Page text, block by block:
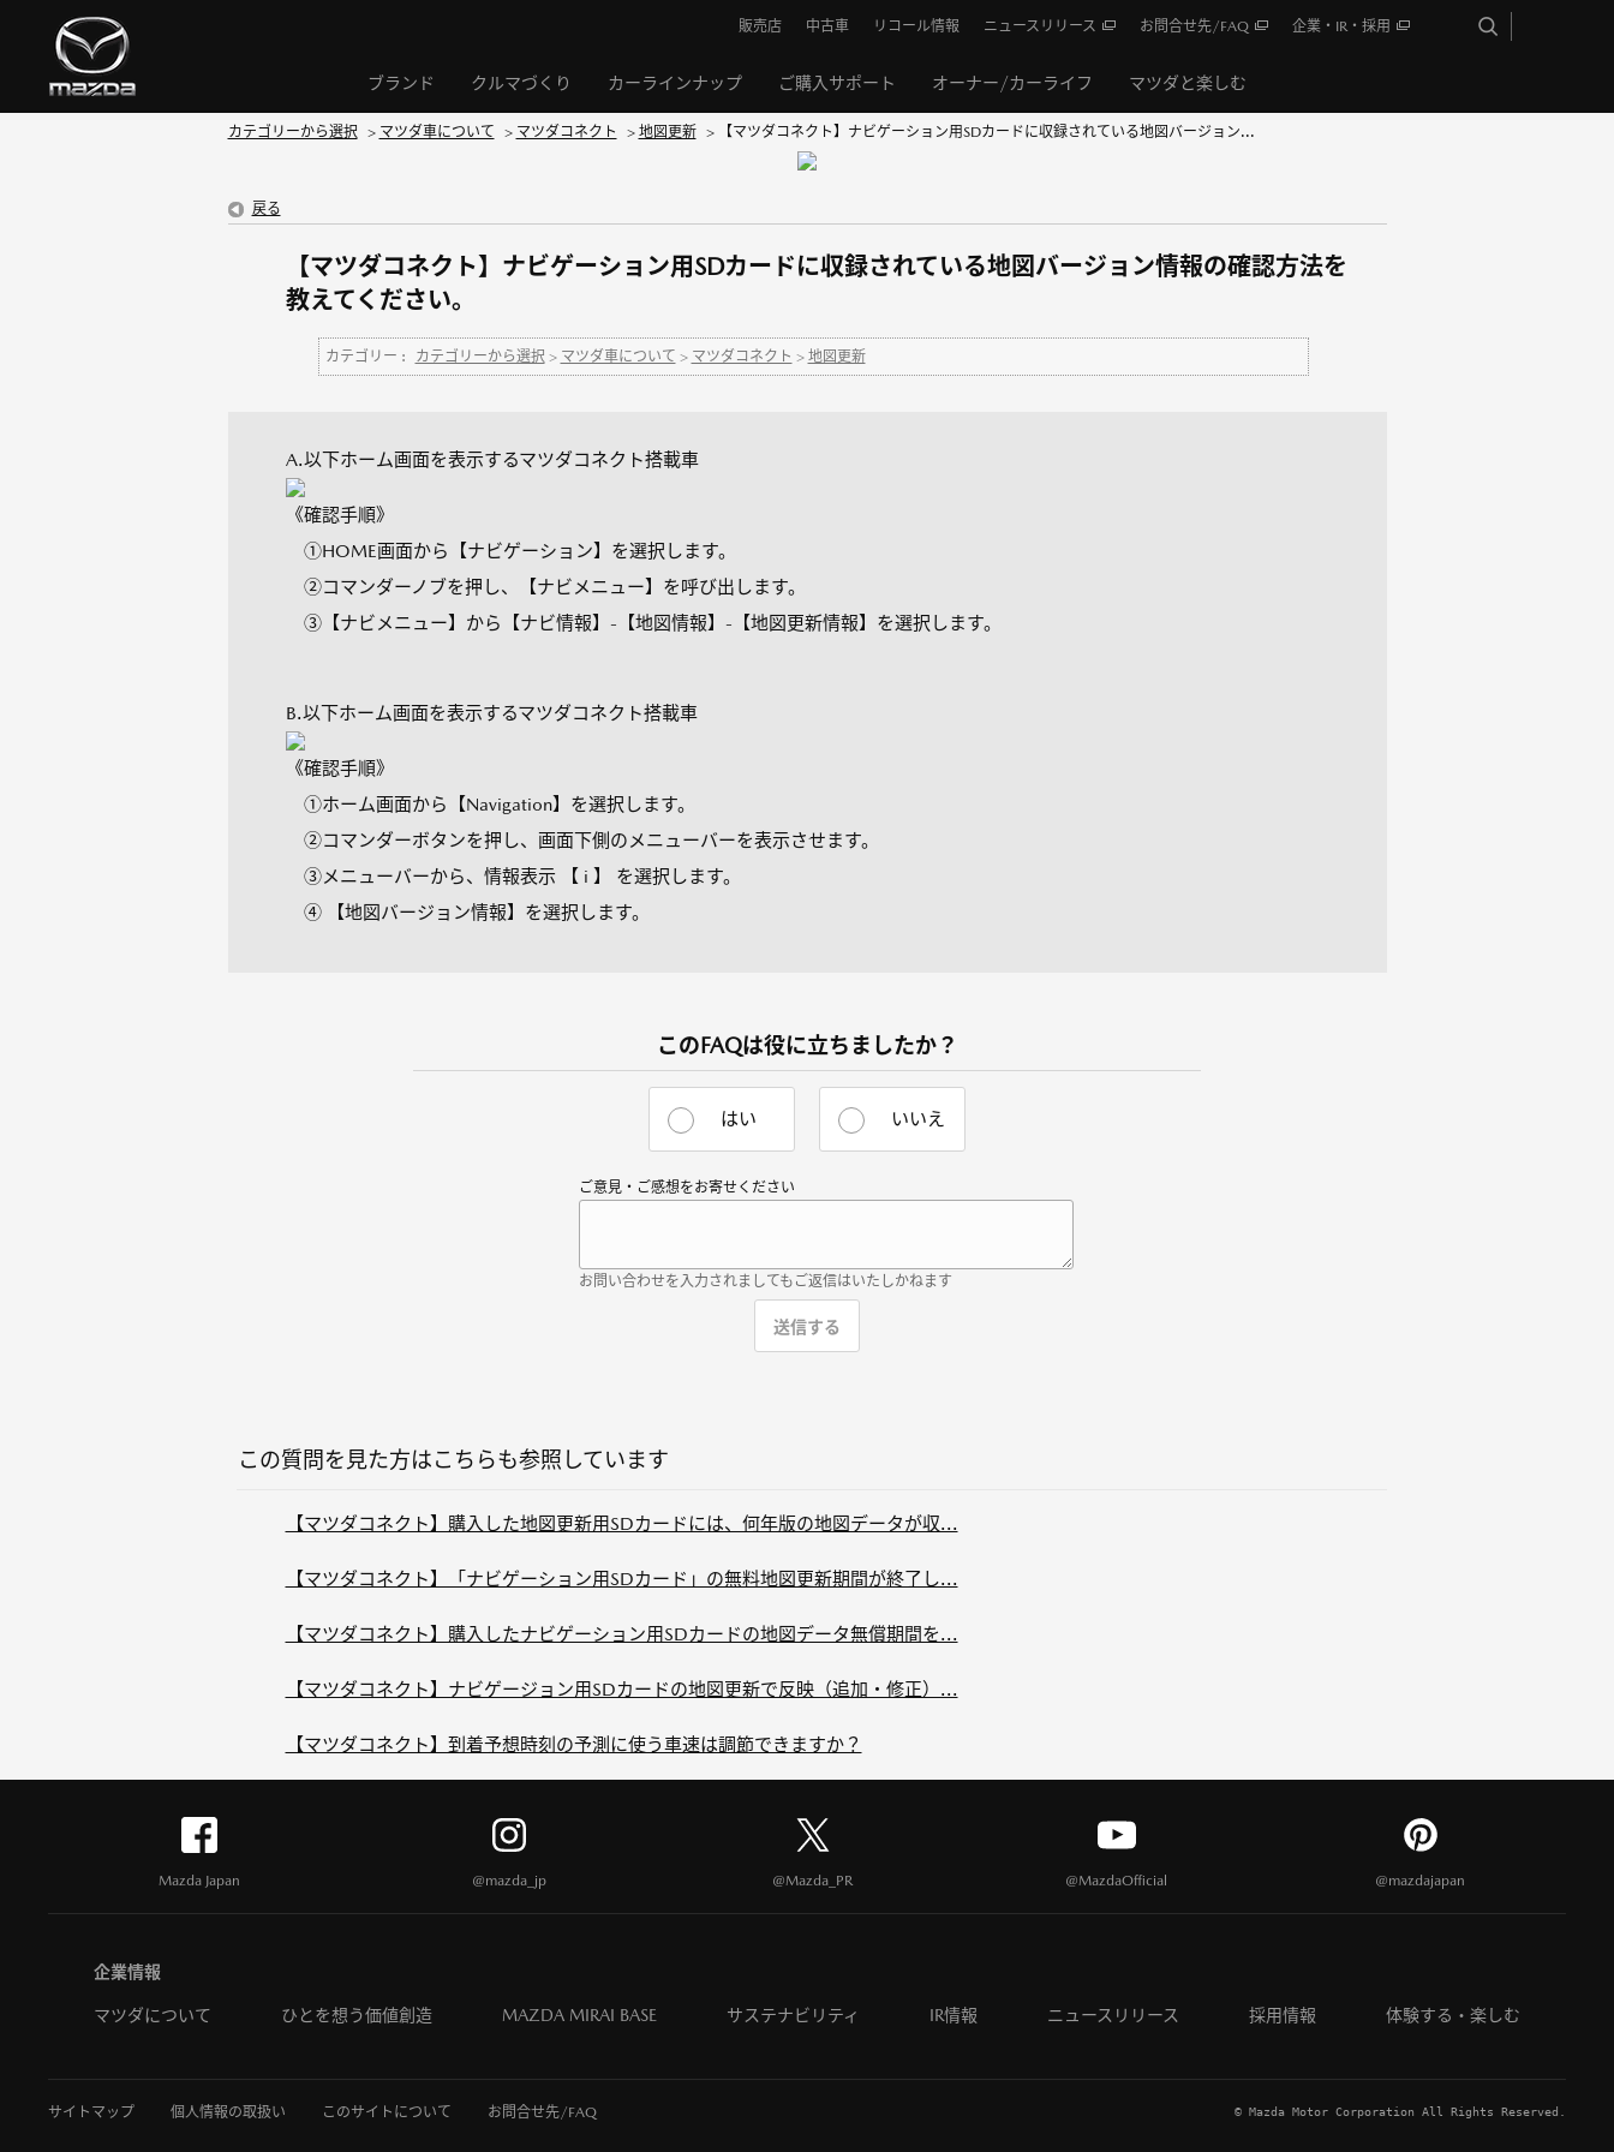
ブランド クルマづくり カーラインナップ ご購入サポート オーナー/カーライフ マツダと楽しむ
販売店 中古車 リコール情報 ニュースリリース お問合せ先/FAQ 企業・IR・採用
カテゴリーから選択 > マツダ車について > マツダコネクト > 地図更新 > 【マツダコネクト】ナビゲーション用SDカードに収録されている地図バージョン...
戻る
【マツダコネクト】ナビゲーション用SDカードに収録されている地図バージョン情報の確認方法を
教えてください。
カテゴリー : カテゴリーから選択 > マツダ車について > マツダコネクト > 地図更新
A.以下ホーム画面を表示するマツダコネクト搭載車
《確認手順》
①HOME画面から【ナビゲーション】を選択します。
②コマンダーノブを押し、【ナビメニュー】を呼び出します。
③【ナビメニュー】から【ナビ情報】-【地図情報】-【地図更新情報】を選択します。
B.以下ホーム画面を表示するマツダコネクト搭載車
《確認手順》
①ホーム画面から【Navigation】を選択します。
②コマンダーボタンを押し、画面下側のメニューバーを表示させます。
③メニューバーから、情報表示 【 i 】 を選択します。
④ 【地図バージョン情報】を選択します。
このFAQは役に立ちましたか？
はい いいえ
ご意見・ご感想をお寄せください
お問い合わせを入力されましてもご返信はいたしかねます
この質問を見た方はこちらも参照しています
【マツダコネクト】購入した地図更新用SDカードには、何年版の地図データが収...
【マツダコネクト】「ナビゲーション用SDカード」の無料地図更新期間が終了し...
【マツダコネクト】購入したナビゲーション用SDカードの地図データ無償期間を...
【マツダコネクト】ナビゲージョン用SDカードの地図更新で反映（追加・修正）...
【マツダコネクト】到着予想時刻の予測に使う車速は調節できますか？
Mazda Japan @mazda_jp @Mazda_PR @MazdaOfficial @mazdajapan
企業情報
マツダについて ひとを想う価値創造 MAZDA MIRAI BASE サステナビリティ IR情報 ニュースリリース 採用情報 体験する・楽しむ
サイトマップ 個人情報の取扱い このサイトについて お問合せ先/FAQ © Mazda Motor Corporation All Rights Reserved.